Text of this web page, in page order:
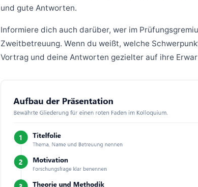
und gute Antworten.
Informiere dich auch darüber, wer im
Zweitbetreuung. Wenn du weißt, welche
Vortrag und deine Antworten gezielter auf ihre